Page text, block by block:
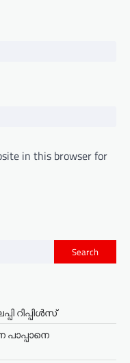
in this browser for
Search
റിപ്പിൾസ്